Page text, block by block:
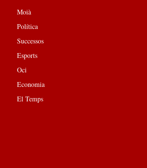
Moià
Política
Successos
Esports
Oci
Economia
El Temps